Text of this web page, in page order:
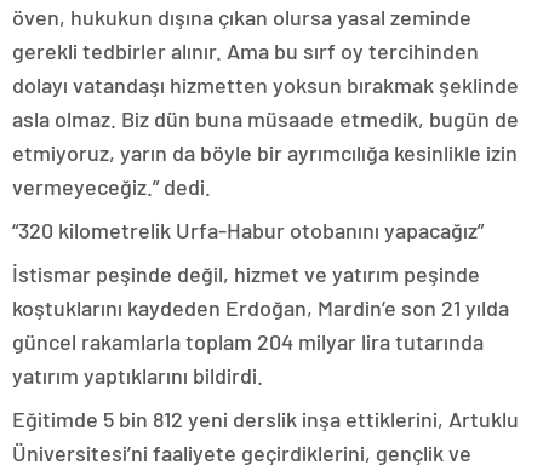
öven, hukukun dışına çıkan olursa yasal zeminde
gerekli tedbirler alınır. Ama bu sırf oy tercihinden
dolayı vatandaşı hizmetten yoksun bırakmak şeklinde
asla olmaz. Biz dün buna müsaade etmedik, bugün de
etmiyoruz, yarın da böyle bir ayrımcılığa kesinlikle izin
vermeyeceğiz.” dedi.
“320 kilometrelik Urfa-Habur otobanını yapacağız”
İstismar peşinde değil, hizmet ve yatırım peşinde
koştuklarını kaydeden Erdoğan, Mardin’e son 21 yılda
güncel rakamlarla toplam 204 milyar lira tutarında
yatırım yaptıklarını bildirdi.
Eğitimde 5 bin 812 yeni derslik inşa ettiklerini, Artuklu
Üniversitesi’ni faaliyete geçirdiklerini, gençlik ve